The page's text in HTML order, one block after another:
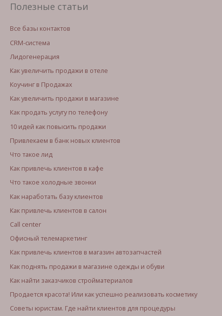
Полезные статьи
Все базы контактов
CRM-система
Лидогенерация
Как увеличить продажи в отеле
Коучинг в Продажах
Как увеличить продажи в магазине
Как продать услугу по телефону
10 идей как повысить продажи
Привлекаем в банк новых клиентов
Что такое лид
Как привлечь клиентов в кафе
Что такое холодные звонки
Как наработать базу клиентов
Как привлечь клиентов в салон
Call center
Офисный телемаркетинг
Как привлечь клиентов в магазин автозапчастей
Как поднять продажи в магазине одежды и обуви
Как найти заказчиков стройматериалов
Продается красота! Или как успешно реализовать косметику
Советы юристам. Где найти клиентов для процедуры